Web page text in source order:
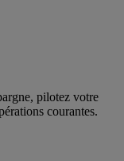
pilotez votre
courantes.